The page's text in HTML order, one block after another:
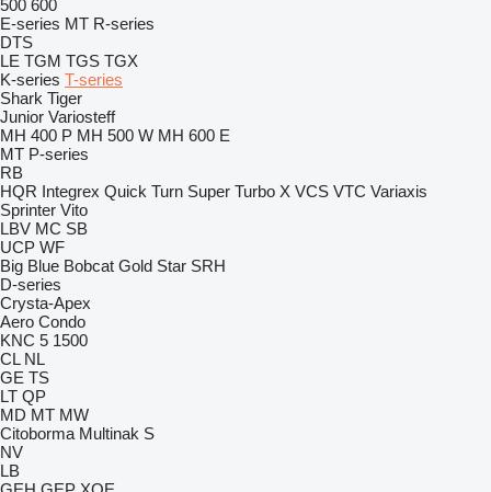
500 600
E-series MT R-series
DTS
LE TGM TGS TGX
K-series T-series
Shark Tiger
Junior Variosteff
MH 400 P MH 500 W MH 600 E
MT P-series
RB
HQR Integrex Quick Turn Super Turbo X VCS VTC Variaxis
Sprinter Vito
LBV MC SB
UCP WF
Big Blue Bobcat Gold Star SRH
D-series
Crysta-Apex
Aero Condo
KNC 5 1500
CL NL
GE TS
LT QP
MD MT MW
Citoborma Multinak S
NV
LB